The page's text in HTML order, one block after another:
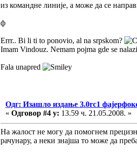
из командне линије, а може да се
ф
Errr.. Bi li ti to ponovio, al na srpskom?
Imam Vindouz. Nemam pojma gde se
Fala unapred
Одг: Изашло издање 3.0rc1
« Одговор #4 у: 13.59 ч. 21.05.2008. »
На жалост не могу да помогнем
рачунару, а неки знајша то може да